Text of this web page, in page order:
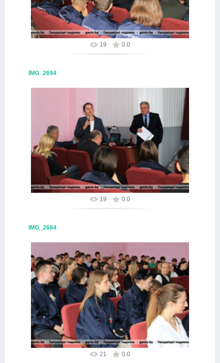
19 0.0
IMG_2694
09.10.2025
Alex
19 0.0
IMG_2684
09.10.2025
Alex
21 0.0